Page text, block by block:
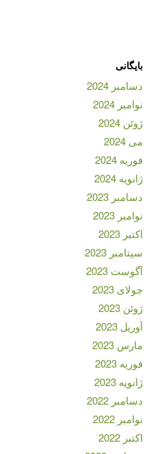
بایگانی
دسامبر 2024
نوامبر 2024
ژوئن 2024
می 2024
فوریه 2024
ژانویه 2024
دسامبر 2023
نوامبر 2023
اکتبر 2023
سپتامبر 2023
آگوست 2023
جولای 2023
ژوئن 2023
آوریل 2023
مارس 2023
فوریه 2023
ژانویه 2023
دسامبر 2022
نوامبر 2022
اکتبر 2022